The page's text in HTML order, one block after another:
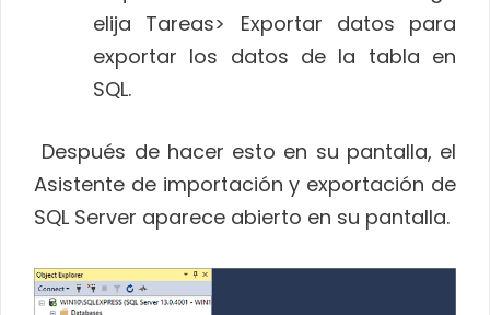
elija Tareas> Exportar datos para
exportar los datos de la tabla en
SQL.
Después de hacer esto en su pantalla, el
Asistente de importación y exportación de
SQL Server aparece abierto en su pantalla.